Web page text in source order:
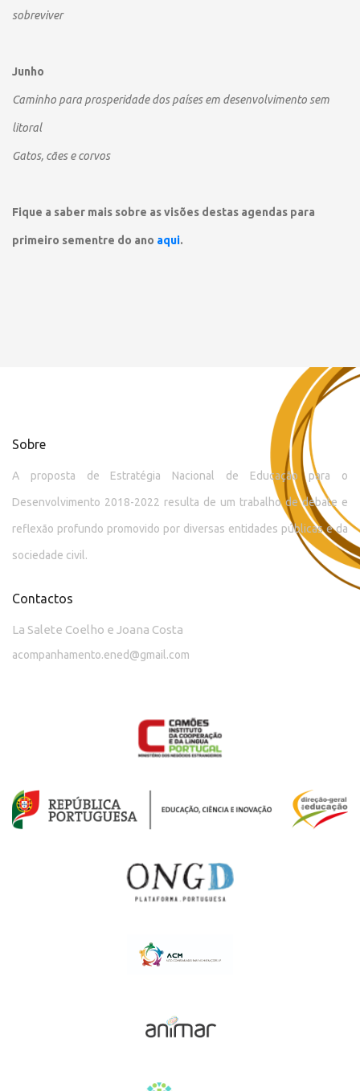
sobreviver
Junho
Caminho para prosperidade dos países em desenvolvimento sem
litoral
Gatos, cães e corvos
Fique a saber mais sobre as visões destas agendas para
primeiro sementre do ano aqui.
Sobre
A proposta de Estratégia Nacional de Educação para o
Desenvolvimento 2018-2022 resulta de um trabalho de debate e
reflexão profundo promovido por diversas entidades públicas e da
sociedade civil.
Contactos
La Salete Coelho e Joana Costa
acompanhamento.ened@gmail.com